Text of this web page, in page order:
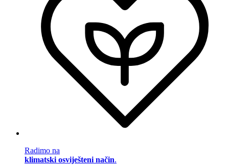
Radimo na
klimatski osviješteni način.